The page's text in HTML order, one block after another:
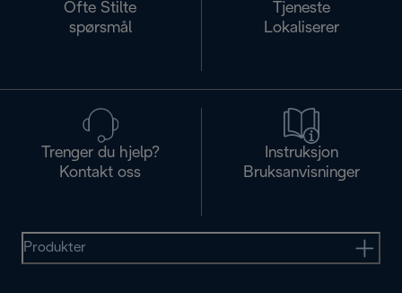
Ofte Stilte
spørsmål
Tjeneste
Lokaliserer
Trenger du hjelp?
Kontakt oss
Instruksjon
Bruksanvisninger
Produkter